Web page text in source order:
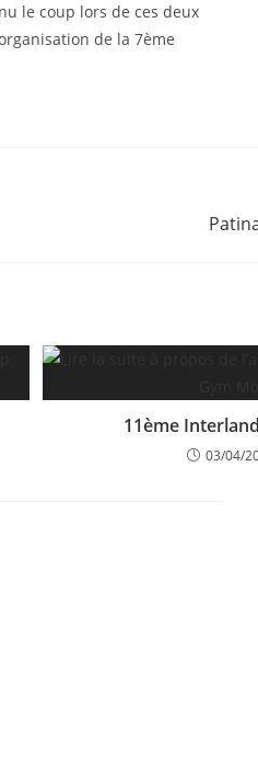
le coup lors de ces deux
de la 7ème
11ème
03/04/